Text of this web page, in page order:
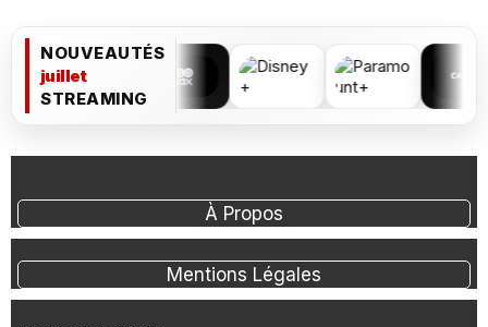
NOUVEAUTÉS
juillet
STREAMING
À Propos
Mentions Légales